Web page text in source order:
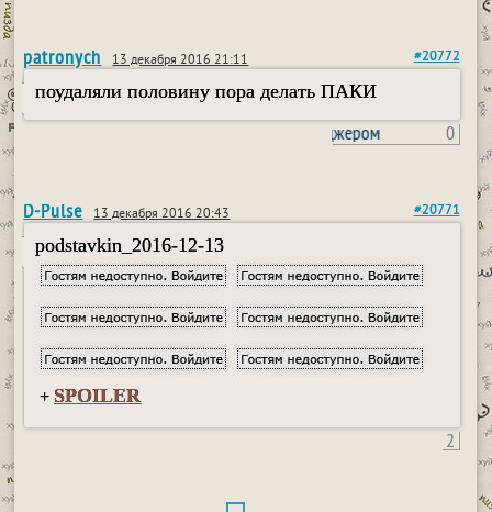
patronych 13 декабря 2016 21:11 #20772
поудаляли половину пора делать ПАКИ
пользовался пейджером 0
D-Pulse 13 декабря 2016 20:43 #20771
podstavkin_2016-12-13
+ SPOILER
2